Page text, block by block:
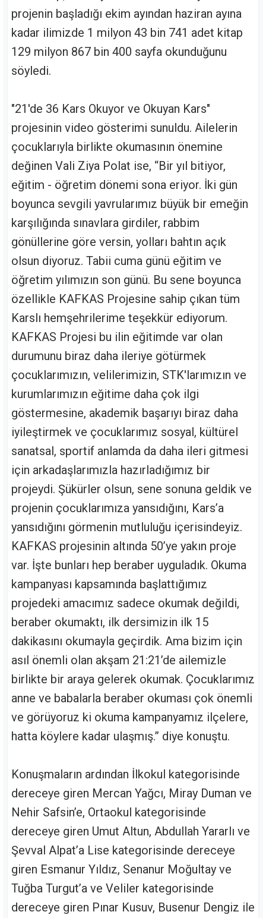
projenin başladığı ekim ayından haziran ayına
kadar ilimizde 1 milyon 43 bin 741 adet kitap
129 milyon 867 bin 400 sayfa okunduğunu
söyledi.
"21'de 36 Kars Okuyor ve Okuyan Kars"
projesinin video gösterimi sunuldu. Ailelerin
çocuklarıyla birlikte okumasının önemine
değinen Vali Ziya Polat ise, “Bir yıl bitiyor,
eğitim - öğretim dönemi sona eriyor. İki gün
boyunca sevgili yavrularımız büyük bir emeğin
karşılığında sınavlara girdiler, rabbim
gönüllerine göre versin, yolları bahtın açık
olsun diyoruz. Tabii cuma günü eğitim ve
öğretim yılımızın son günü. Bu sene boyunca
özellikle KAFKAS Projesine sahip çıkan tüm
Karslı hemşehrilerime teşekkür ediyorum.
KAFKAS Projesi bu ilin eğitimde var olan
durumunu biraz daha ileriye götürmek
çocuklarımızın, velilerimizin, STK'larımızın ve
kurumlarımızın eğitime daha çok ilgi
göstermesine, akademik başarıyı biraz daha
iyileştirmek ve çocuklarımız sosyal, kültürel
sanatsal, sportif anlamda da daha ileri gitmesi
için arkadaşlarımızla hazırladığımız bir
projeydi. Şükürler olsun, sene sonuna geldik ve
projenin çocuklarımıza yansıdığını, Kars’a
yansıdığını görmenin mutluluğu içerisindeyiz.
KAFKAS projesinin altında 50’ye yakın proje
var. İşte bunları hep beraber uyguladık. Okuma
kampanyası kapsamında başlattığımız
projedeki amacımız sadece okumak değildi,
beraber okumaktı, ilk dersimizin ilk 15
dakikasını okumayla geçirdik. Ama bizim için
asıl önemli olan akşam 21:21’de ailemizle
birlikte bir araya gelerek okumak. Çocuklarımız
anne ve babalarla beraber okuması çok önemli
ve görüyoruz ki okuma kampanyamız ilçelere,
hatta köylere kadar ulaşmış.” diye konuştu.
Konuşmaların ardından İlkokul kategorisinde
dereceye giren Mercan Yağcı, Miray Duman ve
Nehir Safsin’e, Ortaokul kategorisinde
dereceye giren Umut Altun, Abdullah Yararlı ve
Şevval Alpat’a Lise kategorisinde dereceye
giren Esmanur Yıldız, Senanur Moğultay ve
Tuğba Turgut’a ve Veliler kategorisinde
dereceye giren Pınar Kusuv, Busenur Dengiz ile